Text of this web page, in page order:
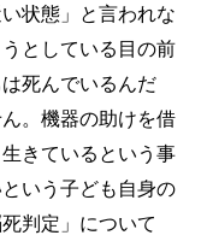
状態」と言われな
としている目の前
死んでいるんだ
。機器の助けを借
きているという事
いう子ども自身の
判定」について